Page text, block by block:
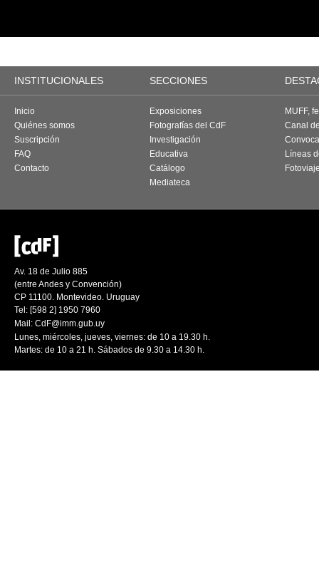
INSTITUCIONALES SECCIONES
Inicio
Quiénes somos
Suscripción
FAQ
Contacto
Exposiciones
Fotografías del CdF
Investigación
Educativa
Catálogo
Mediateca
MUFF,
Canal
Líneas
Av. 18 de Julio 885
(entre Andes y Convención)
CP 11100. Montevideo. Uruguay
Tel: [598 2] 1950 7960
Mail: CdF@imm.gub.uy
Lunes, miércoles, jueves, viernes: de 10 a 19.30 h.
Martes: de 10 a 21 h. Sábados de 9.30 a 14.30 h.